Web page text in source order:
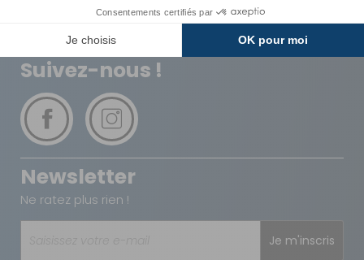
Carte de fidélité Plusieurs fois
Suivez-nous !
Newsletter
Ne ratez plus rien !
Je m'inscris